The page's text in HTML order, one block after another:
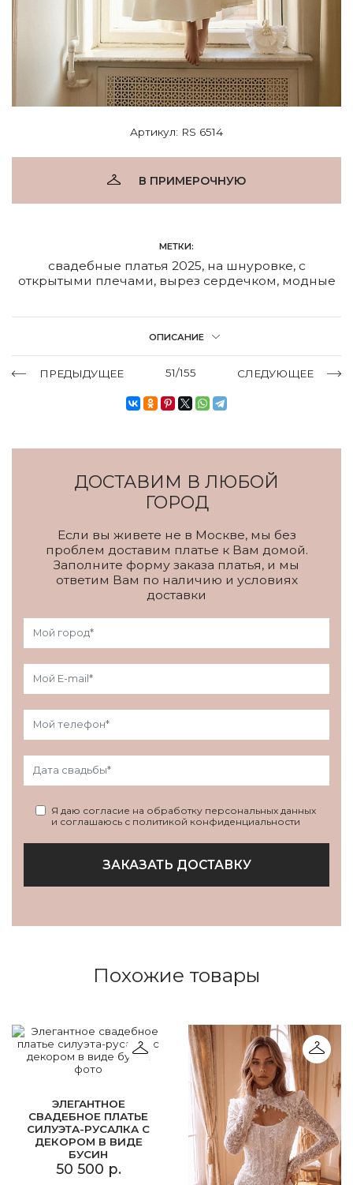
Артикул: RS 6514
В ПРИМЕРОЧНУЮ
МЕТКИ:
свадебные платья 2025, на шнуровке, с
открытыми плечами, вырез сердечком, модные
ОПИСАНИЕ
ПРЕДЫДУЩЕЕ 51/155 СЛЕДУЮЩЕЕ
ДОСТАВИМ В ЛЮБОЙ
ГОРОД
Если вы живете не в Москве, мы без
проблем доставим платье к Вам домой.
Заполните форму заказа платья, и мы
ответим Вам по наличию и условиях
доставки
Я даю согласие на обработку персональных данных
и соглашаюсь с политикой конфиденциальности
ЗАКАЗАТЬ ДОСТАВКУ
Похожие товары
ЭЛЕГАНТНОЕ
СВАДЕБНОЕ ПЛАТЬЕ
СИЛУЭТА-РУСАЛКА С
ДЕКОРОМ В ВИДЕ
БУСИН
50 500 р.